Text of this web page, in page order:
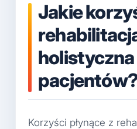
Jakie
holistyczna
Korzyści płynące z